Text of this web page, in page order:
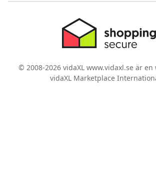
© 2008-2026 vidaXL www.vidaxl.se är
vidaXL Marketplace